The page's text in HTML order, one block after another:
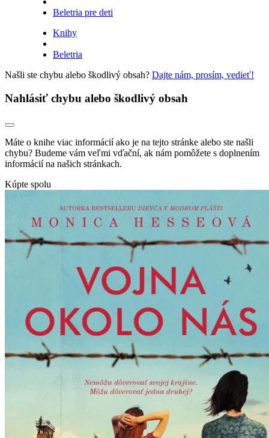
Beletria pre deti
Knihy
Beletria
Našli ste chybu alebo škodlivý obsah? Dajte nám, prosím, vedieť!
Nahlásiť chybu alebo škodlivý obsah
Máte o knihe viac informácií ako je na tejto stránke alebo ste našli
chybu? Budeme vám veľmi vďační, ak nám pomôžete s doplnením
informácií na našich stránkach.
Kúpte spolu